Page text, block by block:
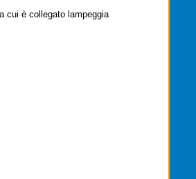
cui è collegato lampeggia